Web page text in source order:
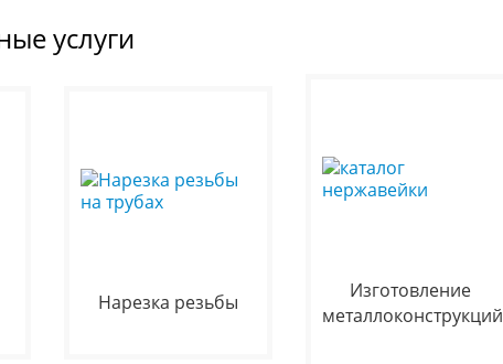
услуги
Нарезка резьбы
Изготовление
металлоконструкций